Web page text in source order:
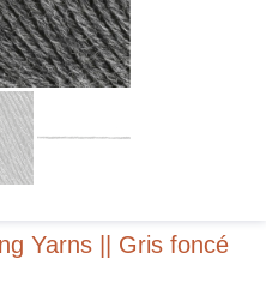
Yarns || Gris foncé